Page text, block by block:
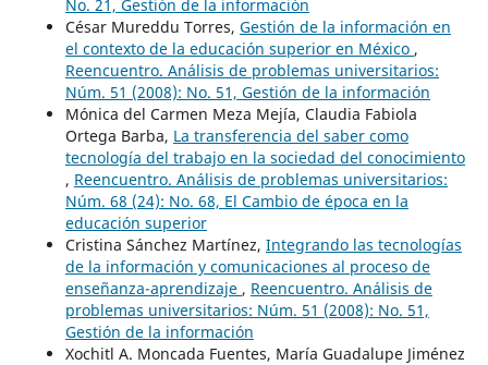
No. 21, Gestión de la información
César Mureddu Torres, Gestión de la información en
el contexto de la educación superior en México ,
Reencuentro. Análisis de problemas universitarios:
Núm. 51 (2008): No. 51, Gestión de la información
Mónica del Carmen Meza Mejía, Claudia Fabiola
Ortega Barba, La transferencia del saber como
tecnología del trabajo en la sociedad del conocimiento
, Reencuentro. Análisis de problemas universitarios:
Núm. 68 (24): No. 68, El Cambio de época en la
educación superior
Cristina Sánchez Martínez, Integrando las tecnologías
de la información y comunicaciones al proceso de
enseñanza-aprendizaje , Reencuentro. Análisis de
problemas universitarios: Núm. 51 (2008): No. 51,
Gestión de la información
Xochitl A. Moncada Fuentes, María Guadalupe Jiménez